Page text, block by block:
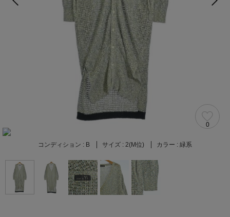
0
コンディション : B サイズ : 2(M位) カラー : 緑系